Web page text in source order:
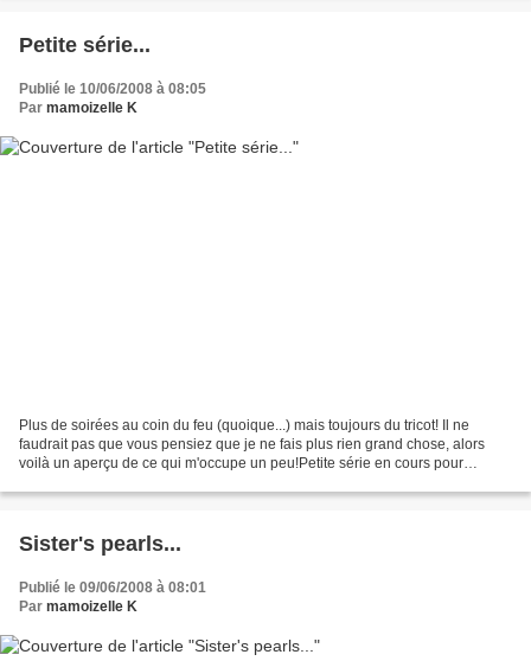
Petite série...
Publié le 10/06/2008 à 08:05
Par mamoizelle K
Plus de soirées au coin du feu (quoique...) mais toujours du tricot! Il ne
faudrait pas que vous pensiez que je ne fais plus rien grand chose, alors
voilà un aperçu de ce qui m'occupe un peu!Petite série en cours pour
Sister's pearls...
Publié le 09/06/2008 à 08:01
Par mamoizelle K